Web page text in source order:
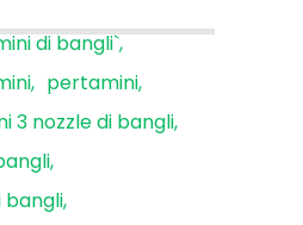
di bangli`
pertamini
3 nozzle di bangli
bangli